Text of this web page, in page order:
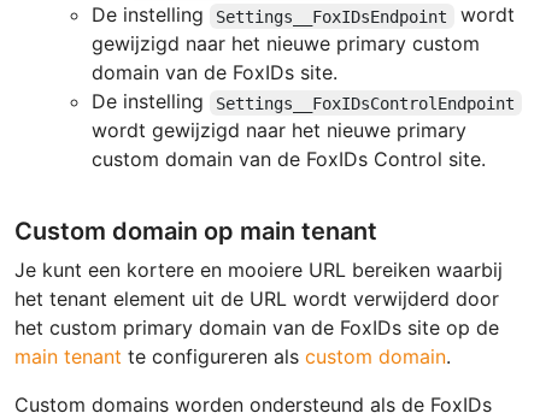
De instelling
Settings__FoxIDsEndpoint
wordt
gewijzigd naar het nieuwe primary custom
domain van de FoxIDs site.
De instelling
Settings__FoxIDsControlEndpoint
wordt gewijzigd naar het nieuwe primary
custom domain van de FoxIDs Control site.
Custom domain op main tenant
Je kunt een kortere en mooiere URL bereiken waarbij
het tenant element uit de URL wordt verwijderd door
het custom primary domain van de FoxIDs site op de
main tenant te configureren als custom domain.
Custom domains worden ondersteund als de FoxIDs